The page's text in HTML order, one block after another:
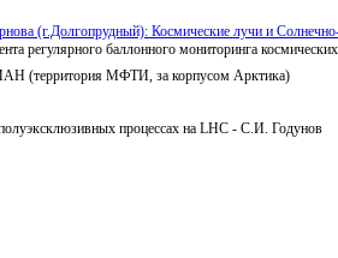
(г.Долгопрудный): Космические лучи и
регулярного баллонного мониторинга
(территория МФТИ, за корпусом Арктика)
процессах на LHC - С.И. Годунов